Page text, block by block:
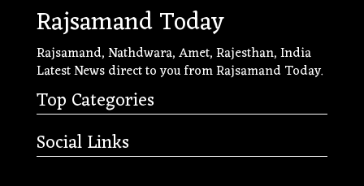
Rajsamand Today
Rajsamand, Nathdwara, Amet, Rajesthan, India
Latest News direct to you from Rajsamand Today.
Top Categories
Social Links